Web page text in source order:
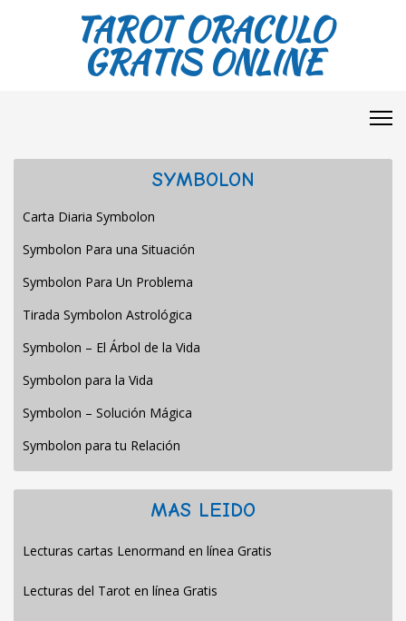
TAROT ORACULO
GRATIS ONLINE
SYMBOLON
Carta Diaria Symbolon
Symbolon Para una Situación
Symbolon Para Un Problema
Tirada Symbolon Astrológica
Symbolon – El Árbol de la Vida
Symbolon para la Vida
Symbolon – Solución Mágica
Symbolon para tu Relación
MAS LEIDO
Lecturas cartas Lenormand en línea Gratis
Lecturas del Tarot en línea Gratis